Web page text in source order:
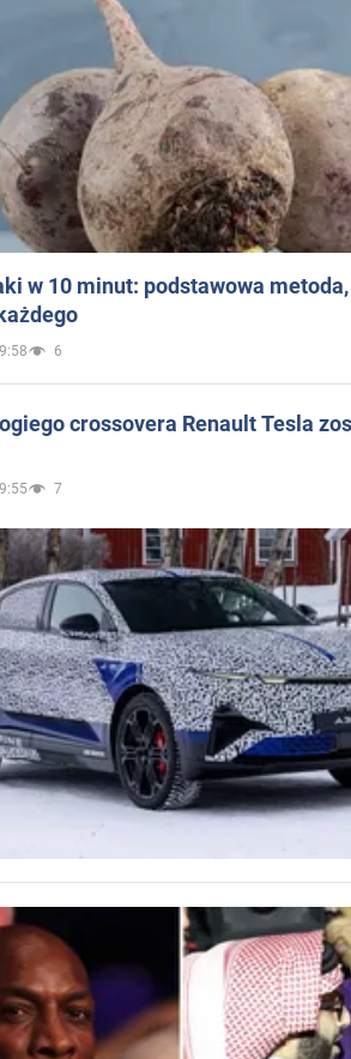
w 10 minut: podstawowa
6
crossovera Renault Tesla
7